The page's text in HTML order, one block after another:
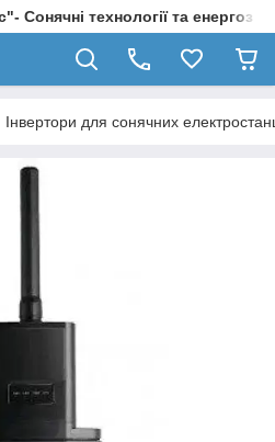
Сонячні технології та
Інвертори для сонячних